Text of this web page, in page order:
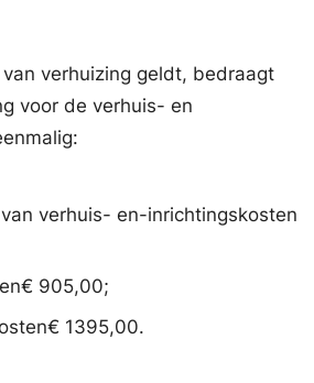
verhuizing geldt, bedraagt
voor de verhuis- en
verhuis- en-inrichtingskosten
905,00;
1395,00.